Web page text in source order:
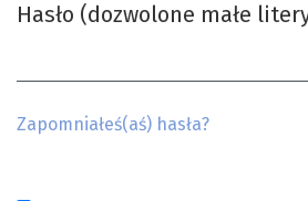
Hasło (dozwolone małe
Zapomniałeś(aś) hasła?